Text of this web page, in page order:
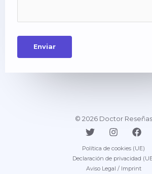
© 2026 Doctor Reseñas
Política de cookies (UE)
Declaración de privacidad
Aviso Legal / Imprint